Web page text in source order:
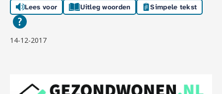
Lees voor Uitleg woorden Simpele tekst
14-12-2017